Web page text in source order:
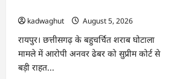
kadwaghut
August 5, 2026
रायपुर। छत्तीसगढ़ के बहुचर्चित शराब घोटाला
मामले में आरोपी अनवर ढेबर को सुप्रीम कोर्ट से
बड़ी राहत...